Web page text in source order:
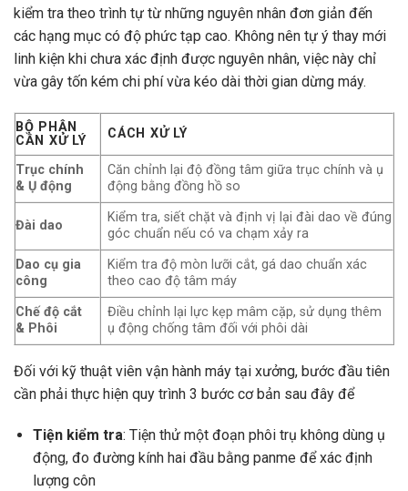
kiểm tra theo trình tự từ những nguyên nhân đơn giản đến
các hạng mục có độ phức tạp cao. Không nên tự ý thay mới
linh kiện khi chưa xác định được nguyên nhân, việc này chỉ
vừa gây tốn kém chi phí vừa kéo dài thời gian dừng máy.
BỘ PHẬN
CẦN XỬ LÝ
CÁCH XỬ LÝ
Trục chính
& Ụ động
Căn chỉnh lại độ đồng tâm giữa trục chính và ụ
động bằng đồng hồ so
Đài dao
Kiểm tra, siết chặt và định vị lại đài dao về đúng
góc chuẩn nếu có va chạm xảy ra
Dao cụ gia
công
Kiểm tra độ mòn lưỡi cắt, gá dao chuẩn xác
theo cao độ tâm máy
Chế độ cắt
& Phôi
Điều chỉnh lại lực kẹp mâm cặp, sử dụng thêm
ụ động chống tâm đối với phôi dài
Đối với kỹ thuật viên vận hành máy tại xưởng, bước đầu tiên
cần phải thực hiện quy trình 3 bước cơ bản sau đây để
Tiện kiểm tra: Tiện thử một đoạn phôi trụ không dùng ụ
động, đo đường kính hai đầu bằng panme để xác định
lượng côn